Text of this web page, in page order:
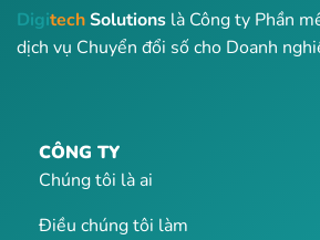
DigitechSolutions là Công ty Phần
dịch vụ Chuyển đổi số cho Doanh
CÔNG TY
Chúng tôi là ai
Điều chúng tôi làm